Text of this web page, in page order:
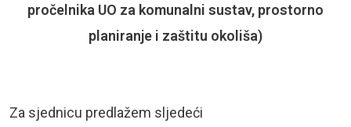
pročelnika UO za komunalni sustav, prostorno
planiranje i zaštitu okoliša)
Za sjednicu predlažem sljedeći